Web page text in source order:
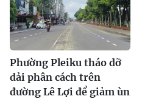
Phường Pleiku tháo dỡ
dải phân cách trên
đường Lê Lợi để giảm ùn